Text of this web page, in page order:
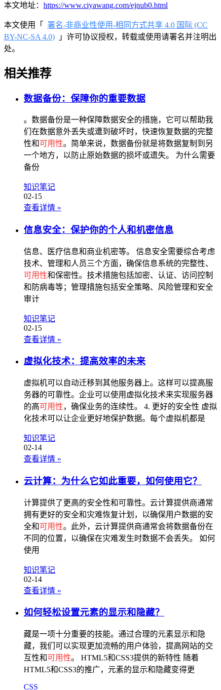
本文地址： https://www.ciyawang.com/ejnub0.html
本文使用「 署名-非商业性使用-相同方式共享 4.0 国际 (CC
BY-NC-SA 4.0) 」许可协议授权，转载或使用请署名并注明出
处。
相关推荐
数据备份：保障你的重要数据
。数据备份是一种保障数据安全的措施，它可以帮助我
们在数据意外丢失或遭到破坏时，快速恢复数据的完整
性和可用性。简单来说，数据备份就是将数据复制到另
一个地方，以防止原始数据的损坏或遗失。 为什么需要
备份
知识笔记
02-15
查看详情 »
信息安全：保护你的个人和机密信息
信息、医疗信息和商业机密等。 信息安全需要综合考虑
技术、管理和人员三个方面，确保信息系统的完整性、
可用性和保密性。技术措施包括加密、认证、访问控制
和防病毒等；管理措施包括安全策略、风险管理和安全
审计
知识笔记
02-15
查看详情 »
虚拟化技术：提高效率的未来
虚拟机可以自动迁移到其他服务器上。这样可以提高服
务器的可靠性。企业可以使用虚拟化技术来实现服务器
的高可用性，确保业务的连续性。 4. 更好的安全性 虚拟
化技术可以让企业更好地保护数据。每个虚拟机都是
知识笔记
02-14
查看详情 »
云计算：为什么它如此重要，如何使用它？
计算提供了更高的安全性和可靠性。云计算提供商通常
拥有更好的安全和灾难恢复计划，以确保用户数据的安
全和可用性。此外，云计算提供商通常会将数据备份在
不同的位置，以确保在灾难发生时数据不会丢失。 如何
使用
知识笔记
02-14
查看详情 »
如何轻松设置元素的显示和隐藏？
藏是一项十分重要的技能。通过合理的元素显示和隐
藏，我们可以实现更加流畅的用户体验，提高网站的交
互性和可用性。 HTML5和CSS3提供的新特性 随着
HTML5和CSS3的推广，元素的显示和隐藏变得更
CSS